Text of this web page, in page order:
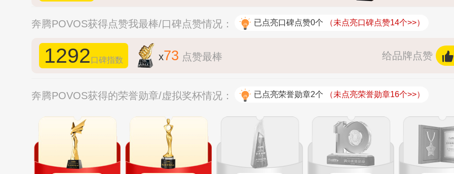
奔腾POVOS获得点赞我最棒/口碑点赞情况： 已点亮口碑点赞0个 （未点亮口碑点赞14个>>）
1292口碑指数 x73 点赞最棒 给品牌点赞
奔腾POVOS获得的荣誉勋章/虚拟奖杯情况： 已点亮荣誉勋章2个 （未点亮荣誉勋章16个>>）